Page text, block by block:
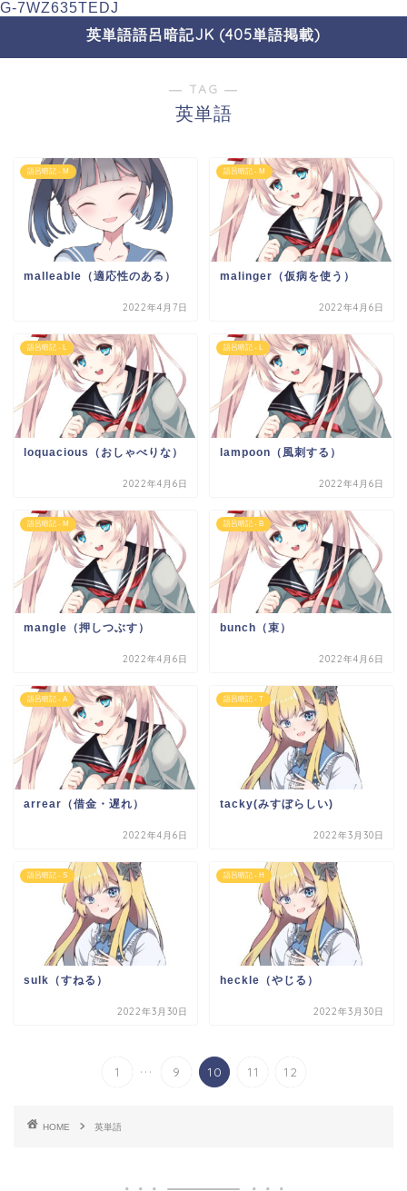
G-7WZ635TEDJ
英単語語呂暗記JK (405単語掲載)
― TAG ―
英単語
語呂暗記 - M
malleable（適応性のある）
2022年4月7日
語呂暗記 - M
malinger（仮病を使う）
2022年4月6日
語呂暗記 - L
loquacious（おしゃべりな）
2022年4月6日
語呂暗記 - L
lampoon（風刺する）
2022年4月6日
語呂暗記 - M
mangle（押しつぶす）
2022年4月6日
語呂暗記 - B
bunch（束）
2022年4月6日
語呂暗記 - A
arrear（借金・遅れ）
2022年4月6日
語呂暗記 - T
tacky(みすぼらしい)
2022年3月30日
語呂暗記 - S
sulk（すねる）
2022年3月30日
語呂暗記 - H
heckle（やじる）
2022年3月30日
1 ... 9 10 11 12
HOME 英単語